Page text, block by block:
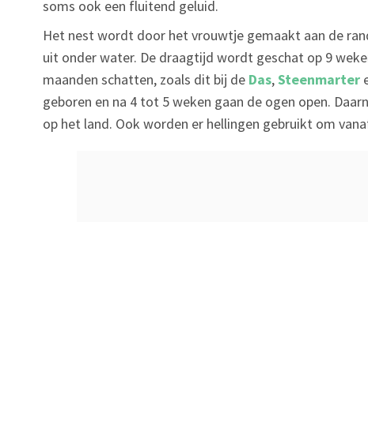
soms ook een fluitend geluid.
Het nest wordt door het vrouwtje gemaakt aan de
uit onder water. De draagtijd wordt geschat op 9
maanden schatten, zoals dit bij de Das,Steenmarter
geboren en na 4 tot 5 weken gaan de ogen open.
op het land. Ook worden er hellingen gebruikt om